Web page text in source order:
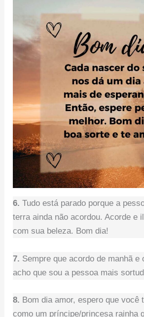
6. Tudo está parado porque a
terra ainda não acordou. Acorde e
com sua beleza. Bom dia!
7. Sempre que acordo de manhã e
acho que sou a pessoa mais
8. Bom dia amor, espero que você
como um príncipe/princesa rainha